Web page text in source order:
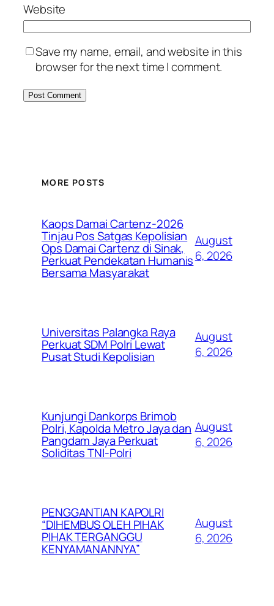
Website
Save my name, email, and website in this
browser for the next time I comment.
MORE POSTS
Kaops Damai Cartenz-2026
Tinjau Pos Satgas Kepolisian
Ops Damai Cartenz di Sinak,
Perkuat Pendekatan Humanis
Bersama Masyarakat
August
6, 2026
Universitas Palangka Raya
Perkuat SDM Polri Lewat
Pusat Studi Kepolisian
August
6, 2026
Kunjungi Dankorps Brimob
Polri, Kapolda Metro Jaya dan
Pangdam Jaya Perkuat
Soliditas TNI-Polri
August
6, 2026
PENGGANTIAN KAPOLRI
“DIHEMBUS OLEH PIHAK
PIHAK TERGANGGU
KENYAMANANNYA”
August
6, 2026